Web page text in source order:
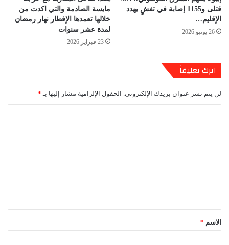
قتلى و1155 إصابة في تفشٍ يهدد
الإقليم…
26 يونيو 2026
مايسة الصادمة والتي اكدت من
خلالها تعمدها الإفطار نهار رمضان
لمدة عشر سنوات
23 فبراير 2026
اترك تعليقاً
لن يتم نشر عنوان بريدك الإلكتروني. الحقول الإلزامية مشار إليها بـ *
*الاسم *